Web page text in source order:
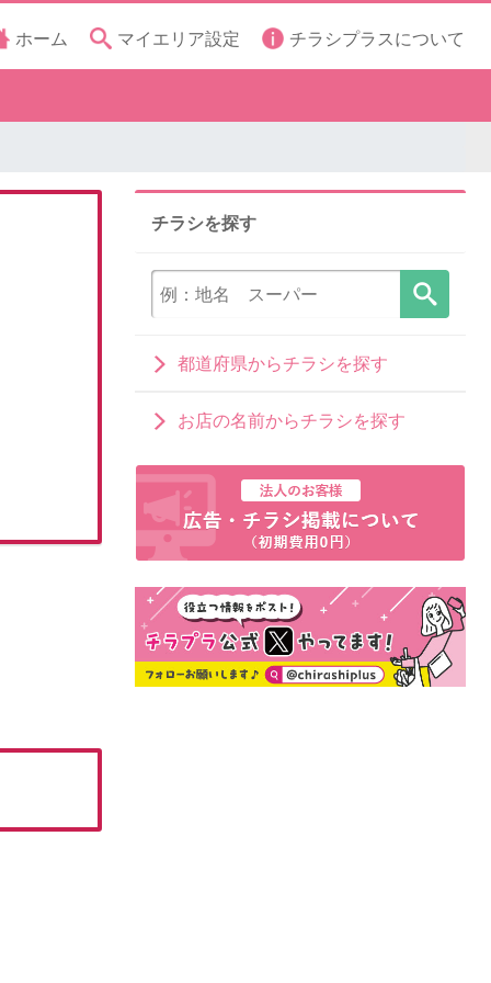
ホーム マイエリア設定 チラシプラスについて
チラシを探す
都道府県からチラシを探す
お店の名前からチラシを探す